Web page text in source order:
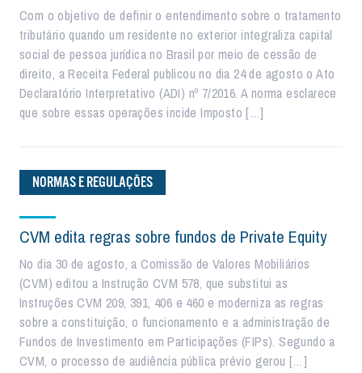
Com o objetivo de definir o entendimento sobre o tratamento
tributário quando um residente no exterior integraliza capital
social de pessoa jurídica no Brasil por meio de cessão de
direito, a Receita Federal publicou no dia 24 de agosto o Ato
Declaratório Interpretativo (ADI) nº 7/2016. A norma esclarece
que sobre essas operações incide Imposto […]
NORMAS E REGULAÇÕES
CVM edita regras sobre fundos de Private Equity
No dia 30 de agosto, a Comissão de Valores Mobiliários
(CVM) editou a Instrução CVM 578, que substitui as
Instruções CVM 209, 391, 406 e 460 e moderniza as regras
sobre a constituição, o funcionamento e a administração de
Fundos de Investimento em Participações (FIPs). Segundo a
CVM, o processo de audiência pública prévio gerou […]